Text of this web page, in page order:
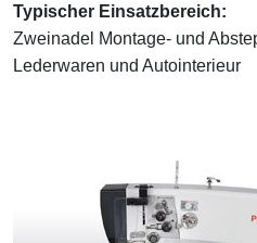
Typischer Einsatzbereich:
Zweinadel Montage- und
Lederwaren und Autointerieur